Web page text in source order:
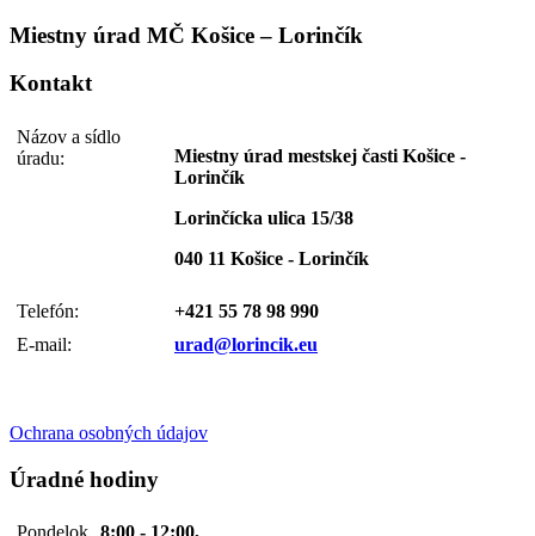
Miestny úrad MČ Košice – Lorinčík
Kontakt
Názov a sídlo
úradu:
Miestny úrad mestskej časti Košice -
Lorinčík
Lorinčícka ulica 15/38
040 11 Košice - Lorinčík
Telefón:
+421 55 78 98 990
E-mail:
urad@lorincik.eu
Ochrana osobných údajov
Úradné hodiny